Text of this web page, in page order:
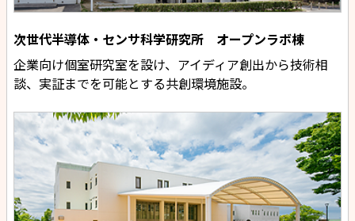
次世代半導体・センサ科学研究所 オープンラボ棟
企業向け個室研究室を設け、アイディア創出から技術相
談、実証までを可能とする共創環境施設。